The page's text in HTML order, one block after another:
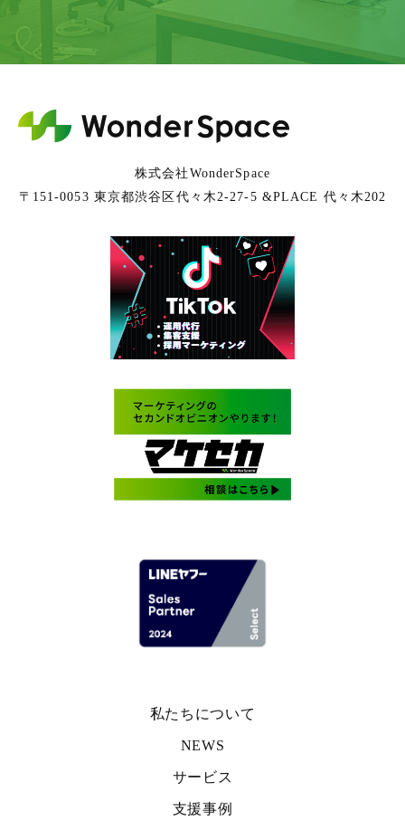
株式会社WonderSpace
〒151-0053 東京都渋谷区代々木2-27-5 &PLACE 代々木202
私たちについて
NEWS
サービス
支援事例